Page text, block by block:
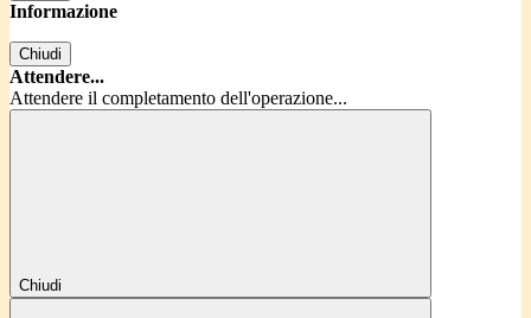
Informazione
Chiudi
Attendere...
Attendere il completamento dell'operazione...
Chiudi